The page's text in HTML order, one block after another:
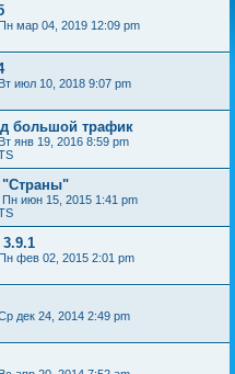
мар 04, 2019 12:09 pm
Вт июл 10, 2018 9:07 pm
большой трафик
Вт янв 19, 2016 8:59 pm
"Страны"
Пн июн 15, 2015 1:41 pm
фев 02, 2015 2:01 pm
дек 24, 2014 2:49 pm